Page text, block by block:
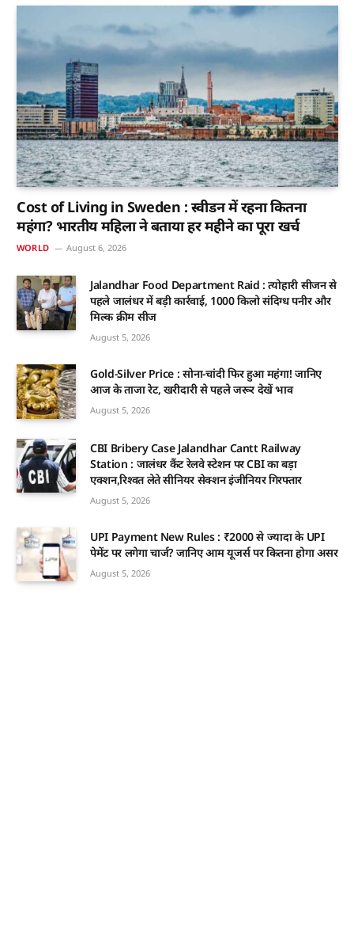
Cost of Living in Sweden : स्वीडन में रहना कितना
महंगा? भारतीय महिला ने बताया हर महीने का पूरा खर्च
WORLD August 6, 2026
Jalandhar Food Department Raid : त्योहारी सीजन से
पहले जालंधर में बड़ी कार्रवाई, 1000 किलो संदिग्ध पनीर और
मिल्क क्रीम सीज
August 5, 2026
Gold-Silver Price : सोना-चांदी फिर हुआ महंगा! जानिए
आज के ताजा रेट, खरीदारी से पहले जरूर देखें भाव
August 5, 2026
CBI Bribery Case Jalandhar Cantt Railway
Station : जालंधर कैंट रेलवे स्टेशन पर CBI का बड़ा
एक्शन,रिश्वत लेते सीनियर सेक्शन इंजीनियर गिरफ्तार
August 5, 2026
UPI Payment New Rules : ₹2000 से ज्यादा के UPI
पेमेंट पर लगेगा चार्ज? जानिए आम यूजर्स पर कितना होगा असर
August 5, 2026